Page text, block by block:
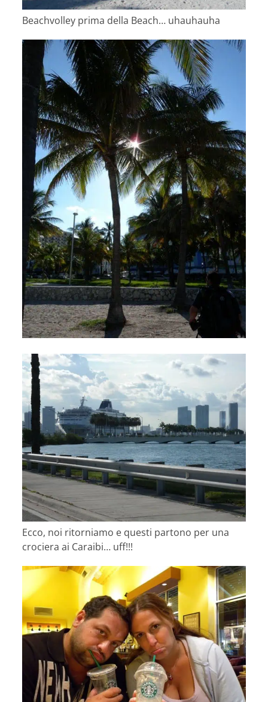
Beachvolley prima della Beach… uhauhauha
Ecco, noi ritorniamo e questi partono per una
crociera ai Caraibi… uff!!!